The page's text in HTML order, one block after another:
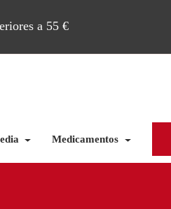
a 55 €
Medicamentos